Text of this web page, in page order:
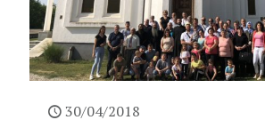
30/04/2018